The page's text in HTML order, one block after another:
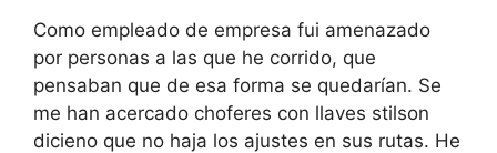
Como empleado de empresa fui amenazado
por personas a las que he corrido, que
pensaban que de esa forma se quedarían. Se
me han acercado choferes con llaves stilson
dicieno que no haja los ajustes en sus rutas. He